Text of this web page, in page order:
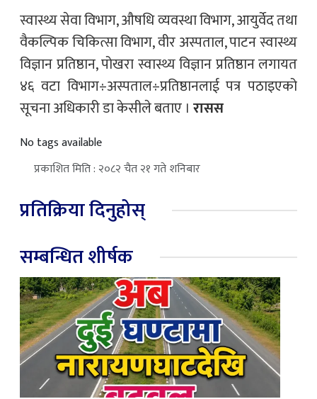
स्वास्थ्य सेवा विभाग, औषधि व्यवस्था विभाग, आयुर्वेद तथा
वैकल्पिक चिकित्सा विभाग, वीर अस्पताल, पाटन स्वास्थ्य
विज्ञान प्रतिष्ठान, पोखरा स्वास्थ्य विज्ञान प्रतिष्ठान लगायत
४६ वटा विभाग÷अस्पताल÷प्रतिष्ठानलाई पत्र पठाइएको
सूचना अधिकारी डा केसीले बताए । रासस
No tags available
प्रकाशित मिति : २०८२ चैत २१ गते शनिबार
प्रतिक्रिया दिनुहोस्
सम्बन्धित शीर्षक